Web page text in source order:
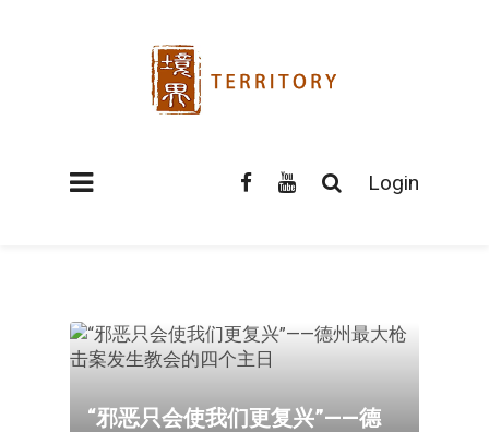
Login
“邪恶只会使我们更复兴”——德